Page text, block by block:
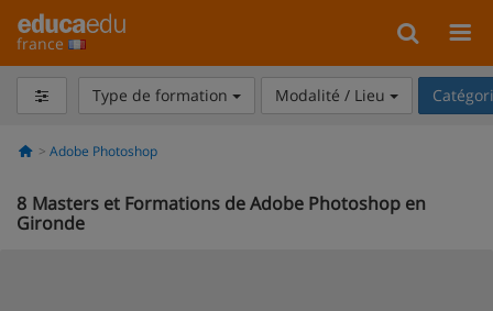
france
Type de formation Modalité / Lieu
Adobe Photoshop
8 Masters et Formations de Adobe Photoshop en
Gironde